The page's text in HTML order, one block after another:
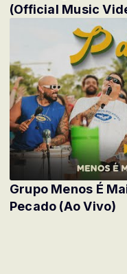
(Official Music
Grupo Menos É
Pecado (Ao Vivo)